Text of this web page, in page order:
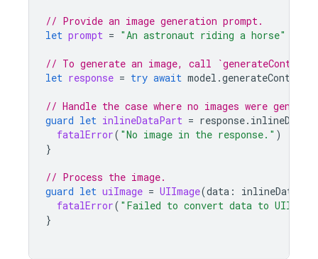
// Provide an image generation prompt.
let prompt = "An astronaut riding a horse"
// To generate an image, call
let response = try await model .generateContent
// Handle the case where no images were
guard let inlineDataPart = response.
fatalError( "No image in the response." )
}
// Process the image.
guard let uiImage = UIImage(data :
fatalError( "Failed to convert data to
}